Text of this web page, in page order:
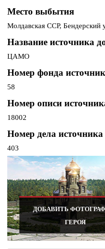
Место выбытия
Молдавская ССР, Бендерский
Название источника
ЦАМО
Номер фонда
58
Номер описи
18002
Номер дела
403
ДОБАВИТЬ
ГЕРОЯ